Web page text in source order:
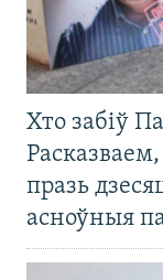
Хто забіў
празь
асноўныя